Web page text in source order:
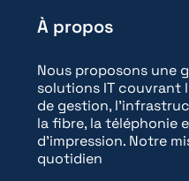
À propos
Nous proposons une
solutions IT couvrant
de gestion,
la fibre, la téléphonie
d'impression. Notre
quotidien